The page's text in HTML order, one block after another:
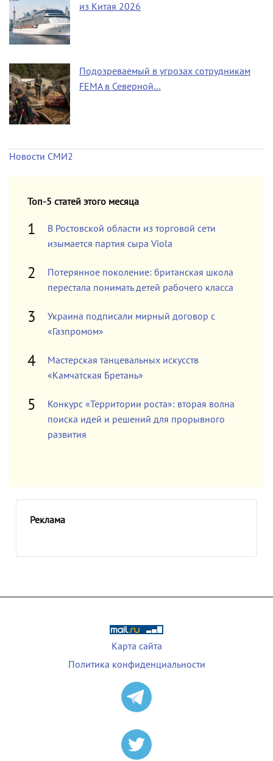
из Китая 2026
Подозреваемый в угрозах сотрудникам
FEMA в Северной…
Новости СМИ2
Топ-5 статей этого месяца
В Ростовской области из торговой сети
изымается партия сыра Viola
Потерянное поколение: британская школа
перестала понимать детей рабочего класса
Украина подписали мирный договор с
«Газпромом»
Мастерская танцевальных искусств
«Камчатская Бретань»
Конкурс «Территории роста»: вторая волна
поиска идей и решений для прорывного
развития
Реклама
Карта сайта
Политика конфиденциальности